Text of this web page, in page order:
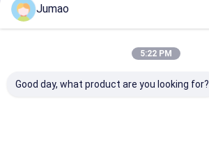
প্রস্তাবিত পণ্য
Jumao
5:22 PM
Good day, what product are you looking for?